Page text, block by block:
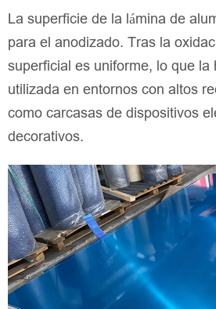
La superficie de la lámina de
para el anodizado. Tras la
superficial es uniforme, lo que la
utilizada en entornos con altos
como carcasas de dispositivos
decorativos.